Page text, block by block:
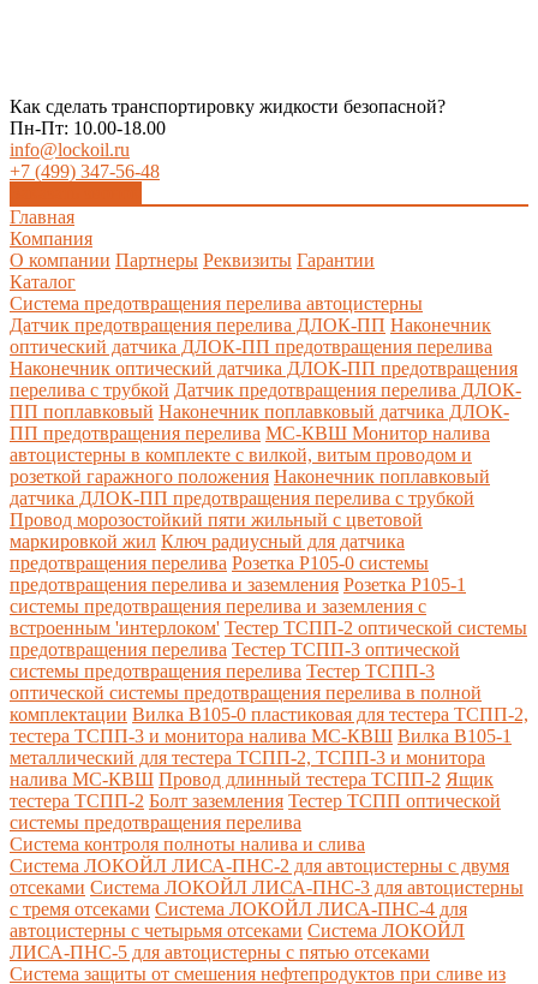
Как сделать транспортировку жидкости безопасной?
Пн-Пт: 10.00-18.00
info@lockoil.ru
+7 (499) 347-56-48
Главная
Компания
О компании Партнеры Реквизиты Гарантии
Каталог
Система предотвращения перелива автоцистерны
Датчик предотвращения перелива ДЛОК-ПП Наконечник
оптический датчика ДЛОК-ПП предотвращения перелива
Наконечник оптический датчика ДЛОК-ПП предотвращения
перелива с трубкой Датчик предотвращения перелива ДЛОК-
ПП поплавковый Наконечник поплавковый датчика ДЛОК-
ПП предотвращения перелива МС-КВШ Монитор налива
автоцистерны в комплекте с вилкой, витым проводом и
розеткой гаражного положения Наконечник поплавковый
датчика ДЛОК-ПП предотвращения перелива с трубкой
Провод морозостойкий пяти жильный с цветовой
маркировкой жил Ключ радиусный для датчика
предотвращения перелива Розетка Р105-0 системы
предотвращения перелива и заземления Розетка Р105-1
системы предотвращения перелива и заземления с
встроенным 'интерлоком' Тестер ТСПП-2 оптической системы
предотвращения перелива Тестер ТСПП-3 оптической
системы предотвращения перелива Тестер ТСПП-3
оптической системы предотвращения перелива в полной
комплектации Вилка В105-0 пластиковая для тестера ТСПП-2,
тестера ТСПП-3 и монитора налива МС-КВШ Вилка В105-1
металлический для тестера ТСПП-2, ТСПП-3 и монитора
налива МС-КВШ Провод длинный тестера ТСПП-2 Ящик
тестера ТСПП-2 Болт заземления Тестер ТСПП оптической
системы предотвращения перелива
Cистема контроля полноты налива и слива
Система ЛОКОЙЛ ЛИСА-ПНС-2 для автоцистерны с двумя
отсеками Система ЛОКОЙЛ ЛИСА-ПНС-3 для автоцистерны
с тремя отсеками Система ЛОКОЙЛ ЛИСА-ПНС-4 для
автоцистерны с четырьмя отсеками Система ЛОКОЙЛ
ЛИСА-ПНС-5 для автоцистерны с пятью отсеками
Система защиты от смешения нефтепродуктов при сливе из